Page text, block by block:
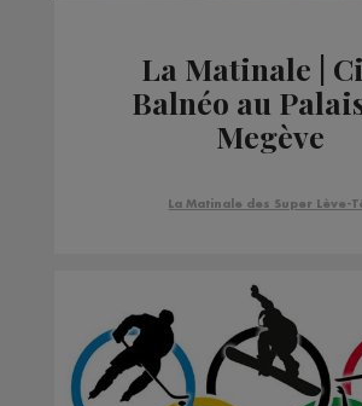
La Matinale |
Balnéo au
Megève
La Matinale des Super Lève-